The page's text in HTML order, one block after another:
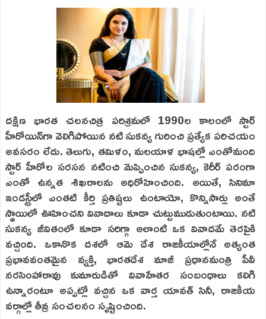
దక్షిణ భారత చలనచిత్ర పరిశ్రమలో 1990ల కాలంలో స్టార్
హీరోయిన్‌గా వెలిగిపోయిన నటి సుకన్య గురించి ప్రత్యేక పరిచయం
అవసరం లేదు. తెలుగు, తమిళం, మలయాళ భాషల్లో ఎంతోమంది
స్టార్ హీరోల సరసన నటించి మెప్పించిన సుకన్య, కెరీర్ పరంగా
ఎంతో ఉన్నత శిఖరాలను అధిరోహించింది. అయితే, సినిమా
ఇండస్ట్రీలో ఎంతటి కీర్తి ప్రతిష్టలు ఉంటాయో, కొన్నిసార్లు అంతే
స్థాయిలో ఊహించని వివాదాలు కూడా చుట్టుముడుతుంటాయి. నటి
సుకన్య జీవితంలో కూడా సరిగ్గా అలాంటి ఒక వివాదమే తెరపైకి
వచ్చింది. ఒకానొక దశలో ఆమె దేశ రాజకీయాల్లోనే అత్యంత
ప్రభావవంతమైన వ్యక్తి, భారతదేశ మాజీ ప్రధానమంత్రి పీవీ
నరసింహారావు కుమారుడితో వివాహేతర సంబంధాలు కలిగి
ఉన్నారంటూ అప్పట్లో వచ్చిన ఒక వార్త యావత్ సినీ, రాజకీయ
వర్గాల్లో తీవ్ర సంచలనం సృష్టించింది.